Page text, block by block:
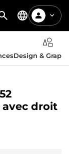
Design &
droit